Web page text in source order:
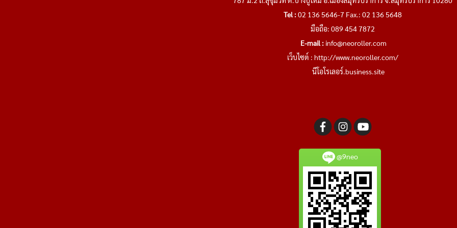
Tel :02 136 5646-7 Fax.: 02 136 5648
มือถือ: 089 454 7872
E-mail : info@neoroller.com
เว็บไซต์ : http://www.neoroller.com/
นีโอโรเลอร์.business.site
@9neo